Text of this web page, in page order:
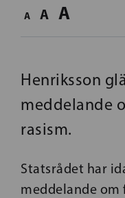
A A A
Henriksson
meddelande
rasism.
Statsrådet har
meddelande om